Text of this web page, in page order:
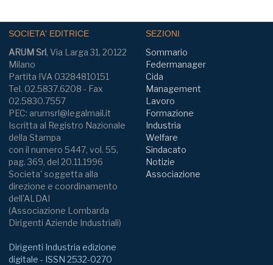
SOCIETA' EDITRICE
ARUM Srl, Via Larga 31, 20122
Milano
Partita IVA 03284810151
Tel. 02.5837.6208 - Fax
02.5830.7557
PEC: arumsrl@legalmail.it
Iscritta al Registro Nazionale
della Stampa
con il numero 5447, vol. 55,
pag. 369, del 20.11.1996
Societa' soggetta alla
direzione e coordinamento
dell'ALDAI
(Associazione Lombarda
Dirigenti Aziende Industriali)
Dirigenti Industria edizione
digitale - ISSN 2532-0270
SEZIONI
Sommario
Federmanager
Cida
Management
Lavoro
Formazione
Industria
Welfare
Sindacato
Notizie
Associazione